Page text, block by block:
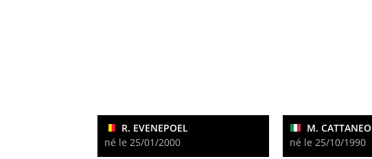
R. EVENEPOEL
né le 25/01/2000
M. CATTANEO
né le 25/10/1990